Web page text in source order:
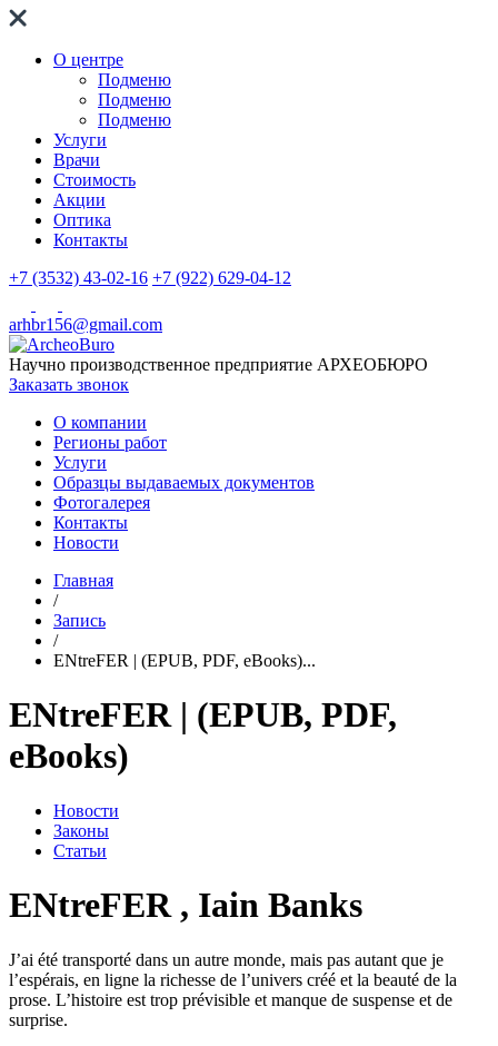
О центре
Подменю
Подменю
Подменю
Услуги
Врачи
Стоимость
Акции
Оптика
Контакты
+7 (3532) 43-02-16 +7 (922) 629-04-12
arhbr156@gmail.com
Научно производственное предприятие АРХЕОБЮРО
Заказать звонок
О компании
Регионы работ
Услуги
Образцы выдаваемых документов
Фотогалерея
Контакты
Новости
Главная
/
Запись
/
ENtreFER | (EPUB, PDF, eBooks)...
ENtreFER | (EPUB, PDF,
eBooks)
Новости
Законы
Статьи
ENtreFER , Iain Banks
J’ai été transporté dans un autre monde, mais pas autant que je
l’espérais, en ligne la richesse de l’univers créé et la beauté de la
prose. L’histoire est trop prévisible et manque de suspense et de
surprise.